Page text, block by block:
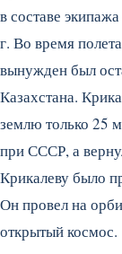
в составе
г. Во время
вынужден был
Казахстана.
землю только 25
при СССР, а
Крикалеву было
Он провел на
открытый космос.